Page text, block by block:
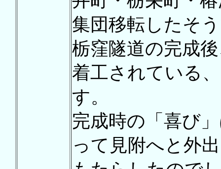
集団移転したそ
栃窪隧道の完成
着工されている
す。
完成時の「喜び
って見附へと外